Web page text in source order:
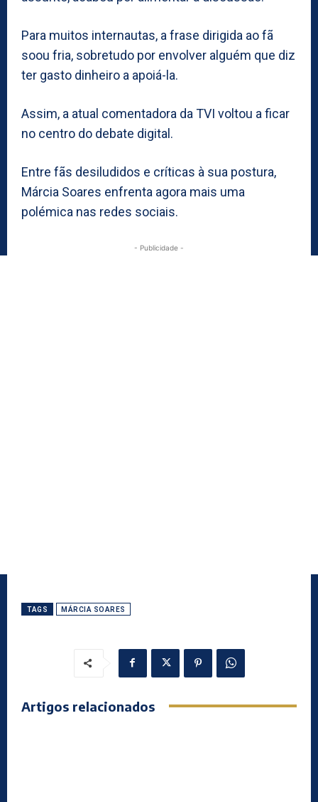
Para muitos internautas, a frase dirigida ao fã
soou fria, sobretudo por envolver alguém que diz
ter gasto dinheiro a apoiá-la.
Assim, a atual comentadora da TVI voltou a ficar
no centro do debate digital.
Entre fãs desiludidos e críticas à sua postura,
Márcia Soares enfrenta agora mais uma
polémica nas redes sociais.
- Publicidade -
TAGS MÁRCIA SOARES
Artigos relacionados